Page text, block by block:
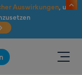
Auswirkungen, um